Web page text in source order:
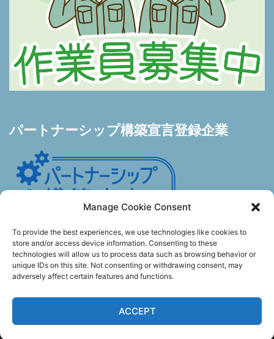
Manage Cookie Consent
To provide the best experiences, we use technologies like cookies to
store and/or access device information. Consenting to these
technologies will allow us to process data such as browsing behavior or
unique IDs on this site. Not consenting or withdrawing consent, may
adversely affect certain features and functions.
ACCEPT
パートナーシップ構築宣言登録企業